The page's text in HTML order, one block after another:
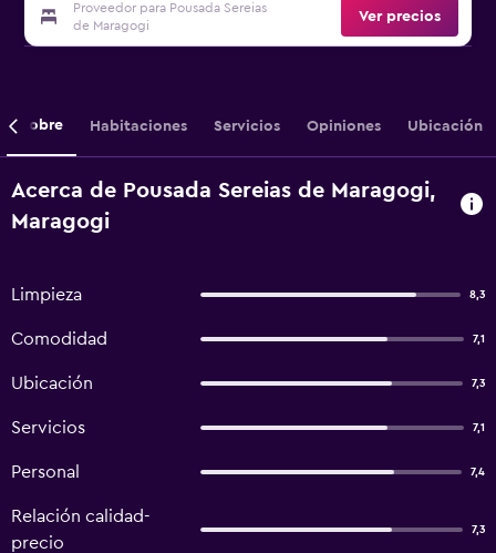
Proveedor para Pousada Sereias
de Maragogi
Ver precios
Sobre Habitaciones Servicios Opiniones Ubicación
Acerca de Pousada Sereias de Maragogi,
Maragogi
Limpieza 8,3
Comodidad 7,1
Ubicación 7,3
Servicios 7,1
Personal 7,4
Relación calidad-
precio
7,3